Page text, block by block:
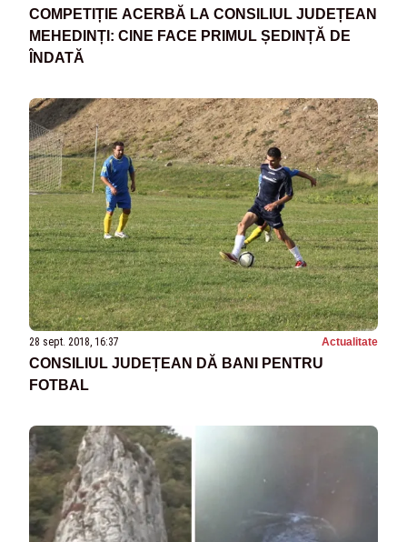
COMPETIȚIE ACERBĂ LA CONSILIUL JUDEȚEAN
MEHEDINȚI: CINE FACE PRIMUL ȘEDINȚĂ DE
ÎNDATĂ
28 sept. 2018, 16:37 Actualitate
CONSILIUL JUDEȚEAN DĂ BANI PENTRU
FOTBAL